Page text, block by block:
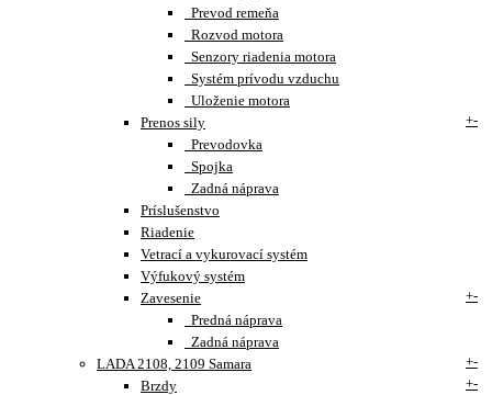
Prevod remeňa
Rozvod motora
Senzory riadenia motora
Systém prívodu vzduchu
Uloženie motora
Prenos sily
+-
Prevodovka
Spojka
Zadná náprava
Príslušenstvo
Riadenie
Vetrací a vykurovací systém
Výfukový systém
Zavesenie
+-
Predná náprava
Zadná náprava
LADA 2108, 2109 Samara
+-
Brzdy
+-